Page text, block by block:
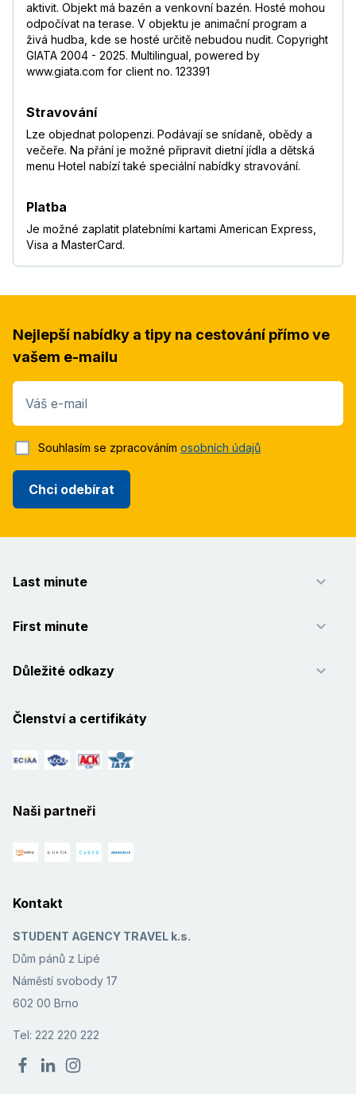
aktivit. Objekt má bazén a venkovní bazén. Hosté mohou
odpočívat na terase. V objektu je animační program a
živá hudba, kde se hosté určitě nebudou nudit. Copyright
GIATA 2004 - 2025. Multilingual, powered by
www.giata.com for client no. 123391
Stravování
Lze objednat polopenzi. Podávají se snídaně, obědy a
večeře. Na přání je možné připravit dietní jídla a dětská
menu Hotel nabízí také speciální nabídky stravování.
Platba
Je možné zaplatit platebními kartami American Express,
Visa a MasterCard.
Nejlepší nabídky a tipy na cestování přímo ve
vašem e-mailu
Váš e-mail
Chci odebírat
Souhlasím se zpracováním osobních údajů
Last minute
First minute
Důležité odkazy
Členství a certifikáty
Naši partneři
Kontakt
STUDENT AGENCY TRAVEL k.s.
Dům pánů z Lipé
Náměstí svobody 17
602 00 Brno
Tel: 222 220 222